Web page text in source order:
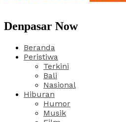
Denpasar Now
Beranda
Peristiwa
Terkini
Bali
Nasional
Hiburan
Humor
Musik